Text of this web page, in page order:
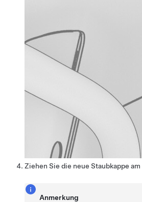
Ziehen Sie die neue Staubkappe
Anmerkung